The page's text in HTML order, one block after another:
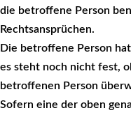
die betroffene Person
Rechtsansprüchen.
Die betroffene Person
es steht noch nicht fest,
betroffenen Person
Sofern eine der oben